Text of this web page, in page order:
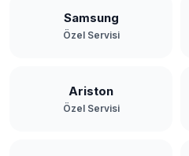
Samsung
Özel Servisi
Ariston
Özel Servisi